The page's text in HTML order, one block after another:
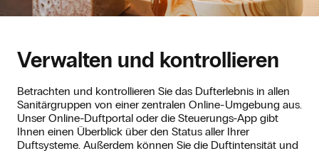
Verwalten und kontrollieren
Betrachten und kontrollieren Sie das Dufterlebnis in allen
Sanitärgruppen von einer zentralen Online-Umgebung aus.
Unser Online-Duftportal oder die Steuerungs-App gibt
Ihnen einen Überblick über den Status aller Ihrer
Duftsysteme. Außerdem können Sie die Duftintensität und